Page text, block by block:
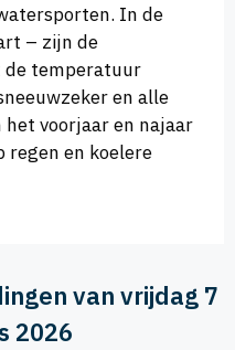
In de
– zijn de
de temperatuur
en alle
het voorjaar en najaar
regen en koelere
van vrijdag 7
2026